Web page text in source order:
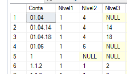
25
26
27
28
29
30
@Tabela A
CROSS
APPLY
-- GERA OS SCRIPTS